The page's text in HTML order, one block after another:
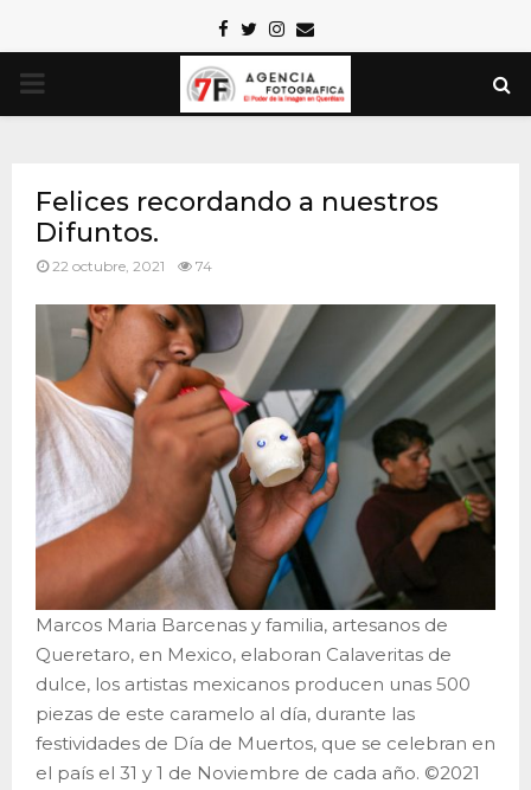
Facebook
TwitterInstagram
Email
PRIMARY
Felices recordando a nuestros
Difuntos.
22 octubre, 2021 74
Marcos Maria Barcenas y familia, artesanos de
Queretaro, en Mexico, elaboran Calaveritas de
dulce, los artistas mexicanos producen unas 500
piezas de este caramelo al día, durante las
festividades de Día de Muertos, que se celebran en
el país el 31 y 1 de Noviembre de cada año. ©2021